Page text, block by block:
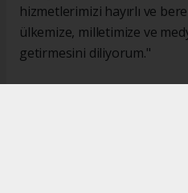
hizmetlerimizi hayırlı ve
ülkemize, milletimize ve
getirmesini diliyorum."